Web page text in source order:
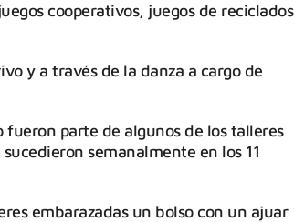
cooperativos, juegos de reciclados
y a través de la danza a cargo de
parte de algunos de los talleres
semanalmente en los 11
embarazadas un bolso con un ajuar